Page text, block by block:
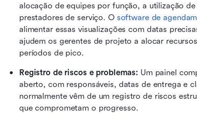
alocação de equipes por função, a utilização
prestadores de serviço. O software de
alimentar essas visualizações com datas
ajudem os gerentes de projeto a alocar
períodos de pico.
Registro de riscos e problemas: Um painel
aberto, com responsáveis, datas de entrega e
normalmente vêm de um registro de riscos
que comprometam o progresso.